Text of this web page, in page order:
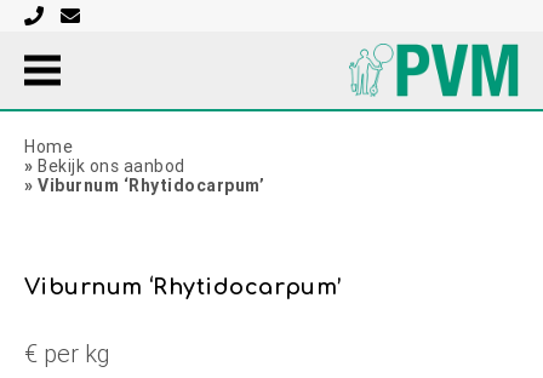
Home
» Bekijk ons aanbod
» Viburnum ‘Rhytidocarpum’
Viburnum ‘Rhytidocarpum’
€ per kg